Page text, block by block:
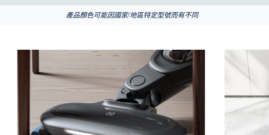
產品顏色可能因國家/地區特定型號而有不同